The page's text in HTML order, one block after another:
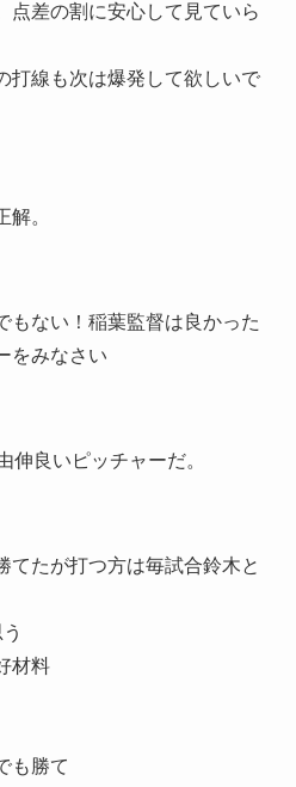
点差の割に安心して見ていら
打線も次は爆発して欲しいで
。
もない！稲葉監督は良かった
をみなさい
伸良いピッチャーだ。
てたが打つ方は毎試合鈴木と
材料
も勝て